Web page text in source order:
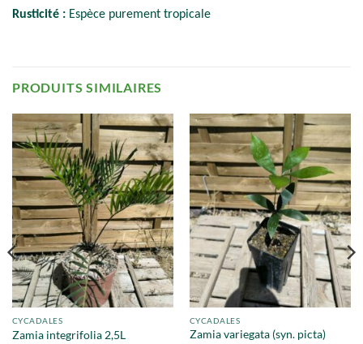
Rusticité : Espèce purement tropicale
PRODUITS SIMILAIRES
CYCADALES
Zamia integrifolia 2,5L
CYCADALES
Zamia variegata (syn. picta)